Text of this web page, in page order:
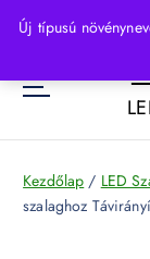
Új típusú
p
o
Kezdőlap / LED
szalaghoz